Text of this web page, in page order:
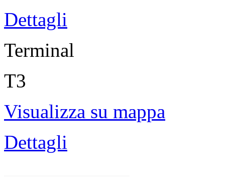
Dettagli
Terminal
T3
Visualizza su mappa
Dettagli